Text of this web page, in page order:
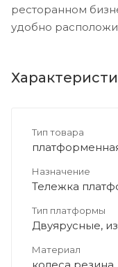
ресторанном
удобно
Тип товара
Назначение
Тележка
Тип платформы
Двуярусные,
Материал